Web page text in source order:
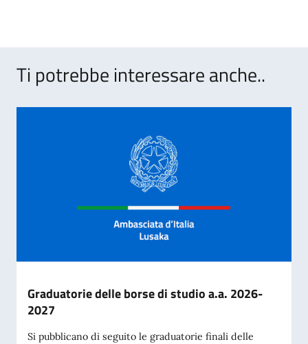
Ti potrebbe interessare anche..
Graduatorie delle borse di studio a.a. 2026-
2027
Si pubblicano di seguito le graduatorie finali delle